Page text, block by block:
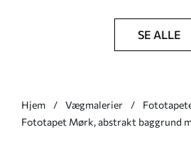
SE ALLE
Hjem Vægmalerier
Fototapet Mørk, abstrakt baggrund